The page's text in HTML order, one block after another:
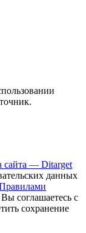
сайта — Ditarget
данных
соглашаетесь с
сохранение